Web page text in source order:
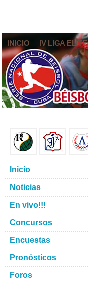
INICIO IV LIGA ELITE
Inicio
Noticias
En vivo!!!
Concursos
Encuestas
Pronósticos
Foros